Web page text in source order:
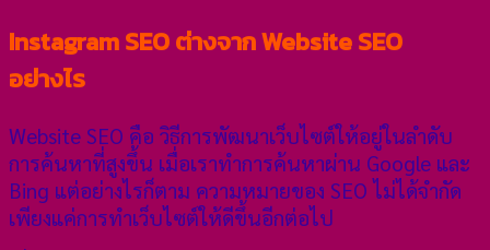
Instagram SEO ต่างจาก Website SEO
อย่างไร
Website SEO คือ วิธีการพัฒนาเว็บไซต์ให้อยู่ในลำดับ
การค้นหาที่สูงขึ้น เมื่อเราทำการค้นหาผ่าน Google และ
Bing แต่อย่างไรก็ตาม ความหมายของ SEO ไม่ได้จำกัด
เพียงแค่การทำเว็บไซต์ให้ดีขึ้นอีกต่อไป